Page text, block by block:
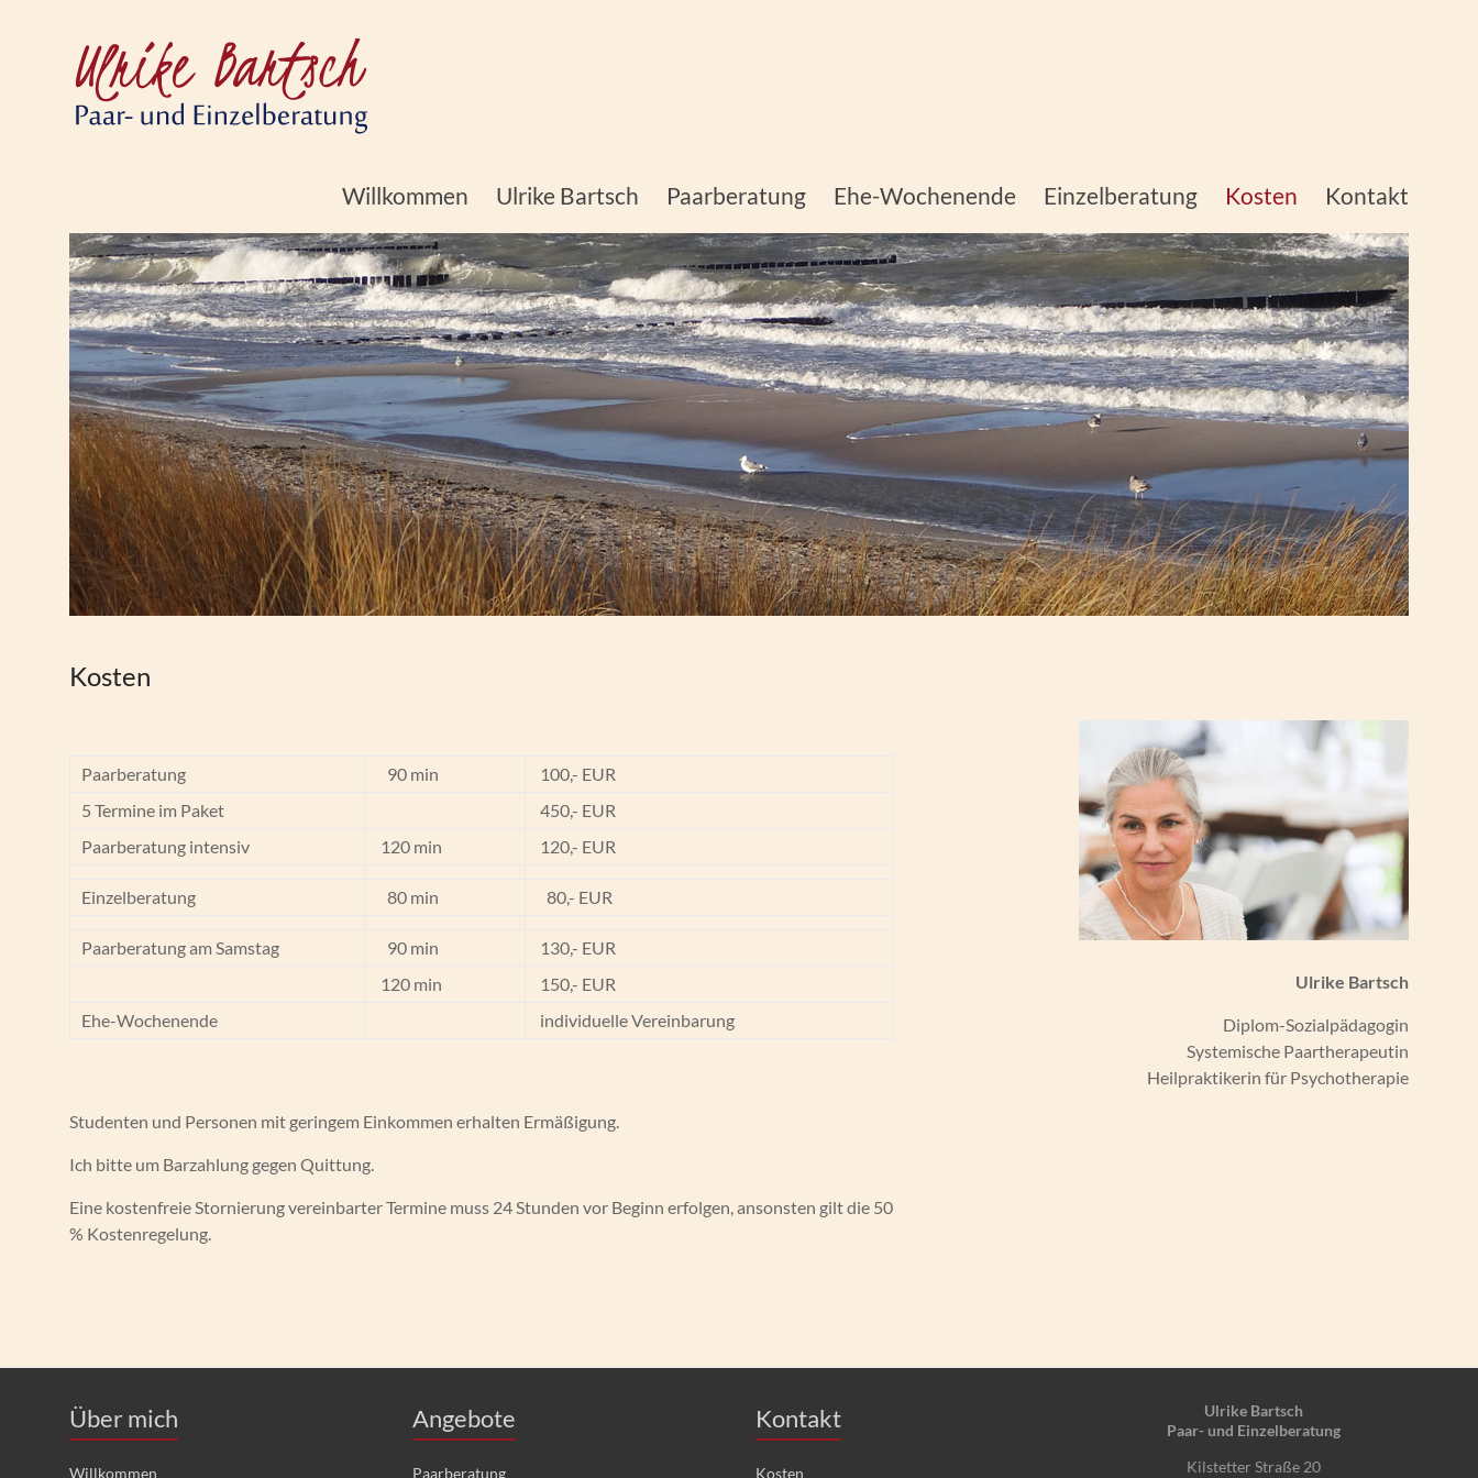
Willkommen Ulrike Bartsch Paarberatung Ehe-Wochenende Einzelberatung Kosten Kontakt
Kosten
Paarberatung 90 min
100,- EUR
5 Termine im Paket
450,- EUR
Paarberatung intensiv
120 min 120,- EUR
Einzelberatung 80 min 80,- EUR
Paarberatung am Samstag 90 min
130,- EUR
120 min
150,- EUR
Ehe-Wochenende
individuelle Vereinbarung
Studenten und Personen mit geringem Einkommen erhalten Ermäßigung.
Ich bitte um Barzahlung gegen Quittung.
Eine kostenfreie Stornierung vereinbarter Termine muss 24 Stunden vor Beginn erfolgen, ansonsten gilt die 50
% Kostenregelung.
Ulrike Bartsch
Diplom-Sozialpädagogin
Systemische Paartherapeutin
Heilpraktikerin für Psychotherapie
Über mich
Willkommen
Angebote
Paarberatung
Kontakt
Kosten
Ulrike Bartsch
Paar- und Einzelberatung
Kilstetter Straße 20